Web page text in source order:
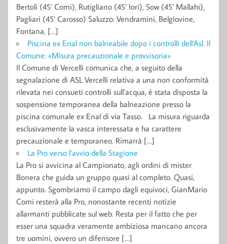
Bertoli (45’ Comi), Rutigliano (45’ Iori), Sow (45’ Mallahi),
Pagliari (45’ Carosso) Saluzzo: Vendramini, Belgiovine,
Fontana, […]
Piscina ex Enal non balneabile dopo i controlli dell’Asl. Il
Comune: «Misura precauzionale e provvisoria»
Il Comune di Vercelli comunica che, a seguito della
segnalazione di ASL Vercelli relativa a una non conformità
rilevata nei consueti controlli sull’acqua, è stata disposta la
sospensione temporanea della balneazione presso la
piscina comunale ex Enal di via Tasso. La misura riguarda
esclusivamente la vasca interessata e ha carattere
precauzionale e temporaneo. Rimarrà […]
La Pro verso l’avvio della Stagione
La Pro si avvicina al Campionato, agli ordini di mister
Bonera che guida un gruppo quasi al completo. Quasi,
appunto. Sgombriamo il campo dagli equivoci, GianMario
Comi resterà alla Pro, nonostante recenti notizie
allarmanti pubblicate sul web. Resta per il fatto che per
esser una squadra veramente ambiziosa mancano ancora
tre uomini, ovvero un difensore […]